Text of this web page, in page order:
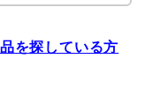
を探している方